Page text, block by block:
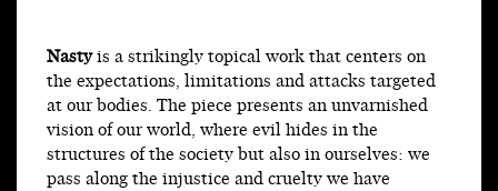
Nastyis a strikingly topical work that centers on
the expectations, limitations and attacks targeted
at our bodies. The piece presents an unvarnished
vision of our world, where evil hides in the
structures of the society but also in ourselves: we
pass along the injustice and cruelty we have